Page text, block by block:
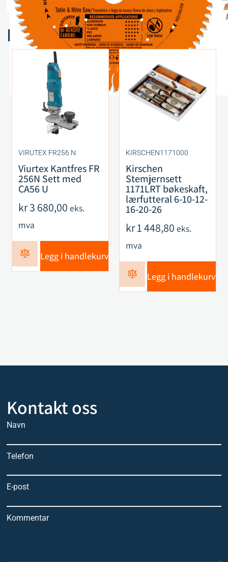
Relaterte produkter
VIRUTEX FR256 N
Viurtex Kantfres FR
256N Sett med
CA56 U
kr3 680,00 eks.
mva
Legg i handlekurv
KIRSCHEN1171000
Kirschen
Stemjernsett
1171LRT bøkeskaft,
lærfutteral 6-10-12-
16-20-26
kr1 448,80 eks.
mva
Legg i handlekurv
Kontakt oss
Navn
Telefon
E-post
Kommentar